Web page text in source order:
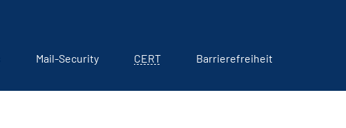
Mail-Security CERT Barrierefreiheit